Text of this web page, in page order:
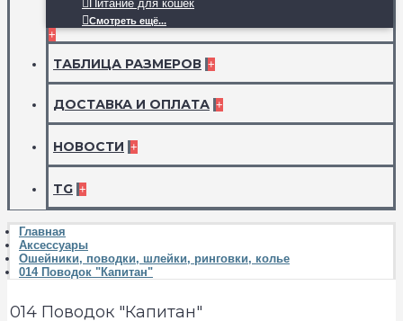
Питание для кошек
Смотреть ещё...
+
ТАБЛИЦА РАЗМЕРОВ +
ДОСТАВКА И ОПЛАТА +
НОВОСТИ +
TG +
Главная
Аксессуары
Ошейники, поводки, шлейки, ринговки, колье
014 Поводок "Капитан"
014 Поводок "Капитан"